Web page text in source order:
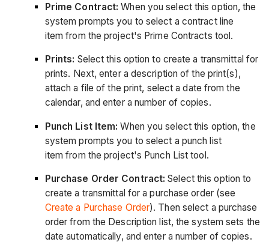
Prime Contract: When you select this option, the
system prompts you to select a contract line
item from the project's Prime Contracts tool.
Prints: Select this option to create a transmittal for
prints. Next, enter a description of the print(s),
attach a file of the print, select a date from the
calendar, and enter a number of copies.
Punch List Item: When you select this option, the
system prompts you to select a punch list
item from the project's Punch List tool.
Purchase Order Contract: Select this option to
create a transmittal for a purchase order (see
Create a Purchase Order). Then select a purchase
order from the Description list, the system sets the
date automatically, and enter a number of copies.